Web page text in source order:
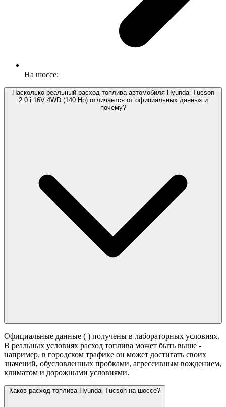
На шоссе:
Насколько реальный расход топлива автомобиля Hyundai Tucson
2.0 i 16V 4WD (140 Hp) отличается от официальных данных и
почему?
Официальные данные ( ) получены в лабораторных условиях.
В реальных условиях расход топлива может быть выше -
например, в городском трафике он может достигать своих
значений, обусловленных пробками, агрессивным вождением,
климатом и дорожными условиями.
Каков расход топлива Hyundai Tucson на шоссе?